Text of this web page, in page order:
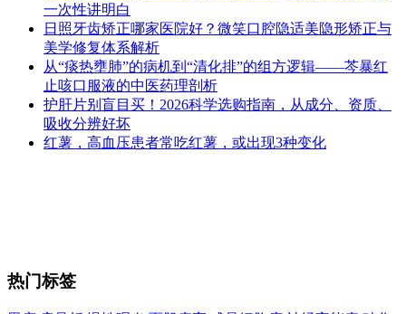
一次性讲明白
日照牙齿矫正哪家医院好？微笑口腔隐适美隐形矫正与
美学修复体系解析
从“痰热壅肺”的病机到“清化排”的组方逻辑——芩暴红
止咳口服液的中医药理剖析
护肝片别盲目买！2026科学选购指南，从成分、资质、
吸收分辨好坏
红薯，高血压患者常吃红薯，或出现3种变化
热门标签